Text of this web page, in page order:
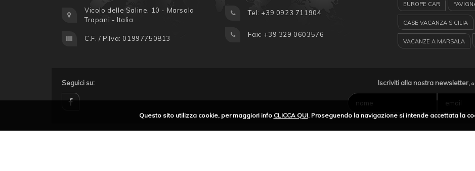
Questo sito utilizza cookie, per maggiori info CLICCA QUI. Proseguendo la navigazione si intende accettata la
Vicolo delle Saline, 10 - Marsala
Trapani - Italia
C.F. / P.Iva: 01997750813
Tel: +39 0923 711904
Fax: +39 329 0603576
EUROPE CAR
CASE VACANZA SICILIA
VACANZE A MARSALA
GUARDIA MEDICA A
LUNGOMARE MARSALA
Seguici su: Iscriviti alla nostra newsletter,